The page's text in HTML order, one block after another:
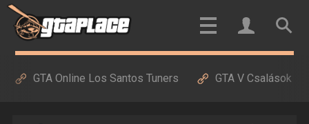
GTA Online Los Santos Tuners GTA V Csalások